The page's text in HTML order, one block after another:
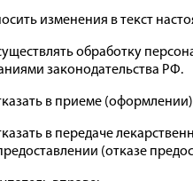
изменения в текст
обработку
законодательства РФ.
в приеме
в передаче
(отказе